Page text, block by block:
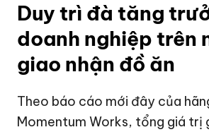
Duy trì đà tăng
doanh nghiệp trên
giao nhận đồ ăn
Theo báo cáo mới đây của
Momentum Works, tổng giá trị